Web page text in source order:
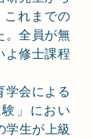
これまでの
。全員が無
よ修士課程
学会による
」におい
学生が上級